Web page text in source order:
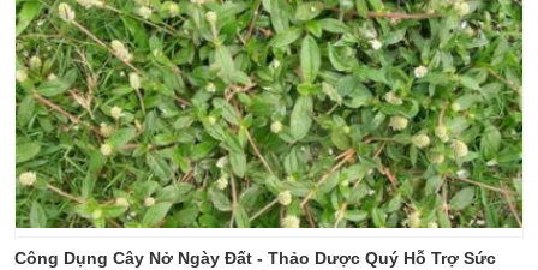
Công Dụng Cây Nở Ngày Đất - Thảo Dược Quý Hỗ Trợ Sức